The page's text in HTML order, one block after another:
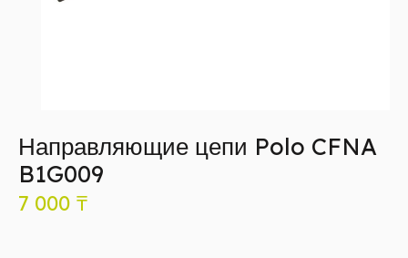
Направляющие цепи Polo CFNA
B1G009
7 000 ₸